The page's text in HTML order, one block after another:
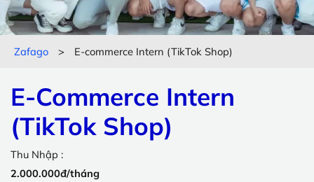
Zafago > E-commerce Intern (TikTok Shop)
E-Commerce Intern
(TikTok Shop)
Thu Nhập :
2.000.000đ/tháng